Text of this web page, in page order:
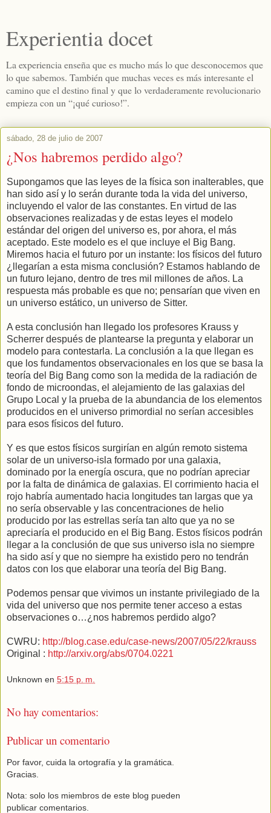
Experientia docet
La experiencia enseña que es mucho más lo que desconocemos que
lo que sabemos. También que muchas veces es más interesante el
camino que el destino final y que lo verdaderamente revolucionario
empieza con un “¡qué curioso!”.
sábado, 28 de julio de 2007
¿Nos habremos perdido algo?
Supongamos que las leyes de la física son inalterables, que
han sido así y lo serán durante toda la vida del universo,
incluyendo el valor de las constantes. En virtud de las
observaciones realizadas y de estas leyes el modelo
estándar del origen del universo es, por ahora, el más
aceptado. Este modelo es el que incluye el Big Bang.
Miremos hacia el futuro por un instante: los físicos del futuro
¿llegarían a esta misma conclusión? Estamos hablando de
un futuro lejano, dentro de tres mil millones de años. La
respuesta más probable es que no; pensarían que viven en
un universo estático, un universo de Sitter.
A esta conclusión han llegado los profesores Krauss y
Scherrer después de plantearse la pregunta y elaborar un
modelo para contestarla. La conclusión a la que llegan es
que los fundamentos observacionales en los que se basa la
teoría del Big Bang como son la medida de la radiación de
fondo de microondas, el alejamiento de las galaxias del
Grupo Local y la prueba de la abundancia de los elementos
producidos en el universo primordial no serían accesibles
para esos físicos del futuro.
Y es que estos físicos surgirían en algún remoto sistema
solar de un universo-isla formado por una galaxia,
dominado por la energía oscura, que no podrían apreciar
por la falta de dinámica de galaxias. El corrimiento hacia el
rojo habría aumentado hacia longitudes tan largas que ya
no sería observable y las concentraciones de helio
producido por las estrellas sería tan alto que ya no se
apreciaría el producido en el Big Bang. Estos físicos podrán
llegar a la conclusión de que sus universo isla no siempre
ha sido así y que no siempre ha existido pero no tendrán
datos con los que elaborar una teoría del Big Bang.
Podemos pensar que vivimos un instante privilegiado de la
vida del universo que nos permite tener acceso a estas
observaciones o…¿nos habremos perdido algo?
CWRU: http://blog.case.edu/case-news/2007/05/22/krauss
Original : http://arxiv.org/abs/0704.0221
Unknown en 5:15 p. m.
No hay comentarios:
Publicar un comentario
Por favor, cuida la ortografía y la gramática.
Gracias.
Nota: solo los miembros de este blog pueden
publicar comentarios.